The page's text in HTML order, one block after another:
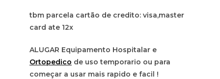
tbm parcela cartão de credito: visa,master
card ate 12x
ALUGAR Equipamento Hospitalar e
Ortopedico de uso temporario ou para
começar a usar mais rapido e facil !